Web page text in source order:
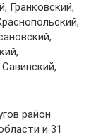
Гранковский,
район
и 31